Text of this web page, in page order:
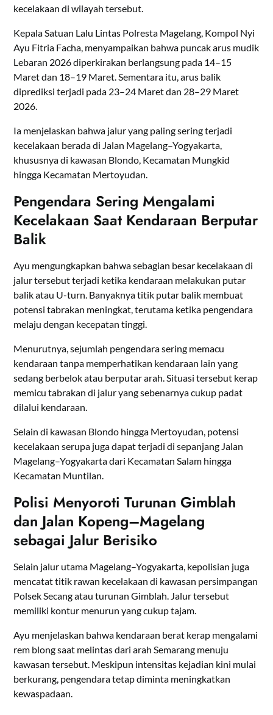
kecelakaan di wilayah tersebut.
Kepala Satuan Lalu Lintas Polresta Magelang, Kompol Nyi
Ayu Fitria Facha, menyampaikan bahwa puncak arus mudik
Lebaran 2026 diperkirakan berlangsung pada 14–15
Maret dan 18–19 Maret. Sementara itu, arus balik
diprediksi terjadi pada 23–24 Maret dan 28–29 Maret
2026.
Ia menjelaskan bahwa jalur yang paling sering terjadi
kecelakaan berada di Jalan Magelang–Yogyakarta,
khususnya di kawasan Blondo, Kecamatan Mungkid
hingga Kecamatan Mertoyudan.
Pengendara Sering Mengalami
Kecelakaan Saat Kendaraan Berputar
Balik
Ayu mengungkapkan bahwa sebagian besar kecelakaan di
jalur tersebut terjadi ketika kendaraan melakukan putar
balik atau U-turn. Banyaknya titik putar balik membuat
potensi tabrakan meningkat, terutama ketika pengendara
melaju dengan kecepatan tinggi.
Menurutnya, sejumlah pengendara sering memacu
kendaraan tanpa memperhatikan kendaraan lain yang
sedang berbelok atau berputar arah. Situasi tersebut kerap
memicu tabrakan di jalur yang sebenarnya cukup padat
dilalui kendaraan.
Selain di kawasan Blondo hingga Mertoyudan, potensi
kecelakaan serupa juga dapat terjadi di sepanjang Jalan
Magelang–Yogyakarta dari Kecamatan Salam hingga
Kecamatan Muntilan.
Polisi Menyoroti Turunan Gimblah
dan Jalan Kopeng–Magelang
sebagai Jalur Berisiko
Selain jalur utama Magelang–Yogyakarta, kepolisian juga
mencatat titik rawan kecelakaan di kawasan persimpangan
Polsek Secang atau turunan Gimblah. Jalur tersebut
memiliki kontur menurun yang cukup tajam.
Ayu menjelaskan bahwa kendaraan berat kerap mengalami
rem blong saat melintas dari arah Semarang menuju
kawasan tersebut. Meskipun intensitas kejadian kini mulai
berkurang, pengendara tetap diminta meningkatkan
kewaspadaan.